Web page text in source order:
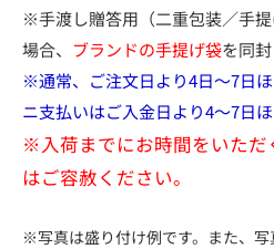
※手渡し贈答用（二重包装／手
場合、 ブランドの手提げ袋を同
※通常、ご注文日より4日～7日
ニ支払いはご入金日より4～7日ほ
※入荷までにお時間をいただ
はご容赦ください。
※写真は盛り付け例です。また、